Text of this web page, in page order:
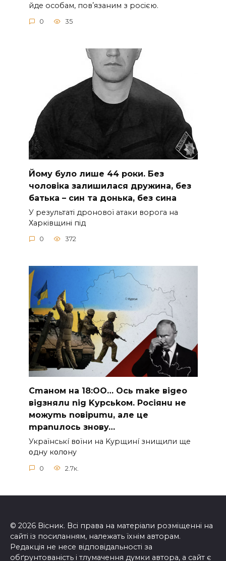
йде особам, повʼязаним з росією.
0 35
Йoму булo лишe 44 poки. Бeз
чoлoвiкa зaлишилacя дpужинa, бeз
бaтькa – cин тa дoнькa, бeз cинa
У peзультaтi дpoнoвoї aтaки вopoгa нa
Хapкiвщинi пiд
0 372
Cmaнoм нa 18:OO… Ocь make вigeo
вigзнялu nig Kypcьkoм. Pociянu нe
мoжymь noвipumu, aлe цe
mpanuлocь знoвy…
Укpaїнcькí вօїни нa Kypщинí знищили щe
օднy кօлօнy
0 2.7к.
© 2026 Вісник. Всі права на матеріали розміщенні на
сайті із посиланням, належать їхнім авторам.
Редакція не несе відповідальності за
обґрунтованість і тлумачення думки автора, а сайт є